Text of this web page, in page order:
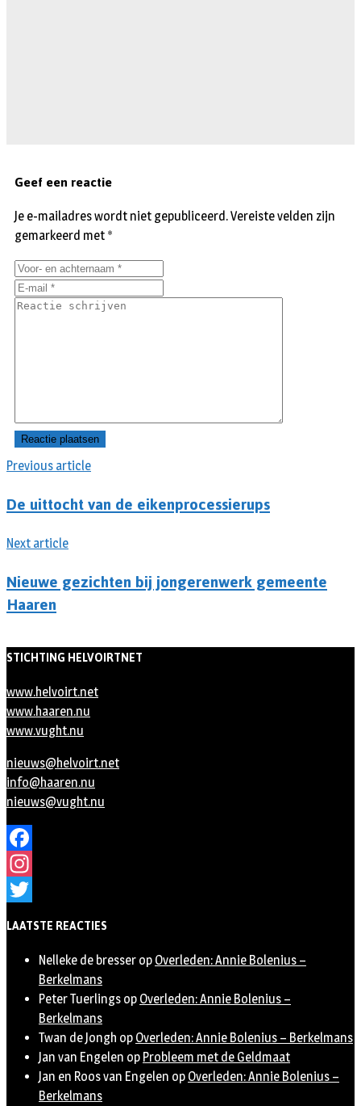
Previous article
De uittocht van de eikenprocessierups
Next article
Nieuwe gezichten bij jongerenwerk gemeente
Haaren
Geef een reactie
Je e-mailadres wordt niet gepubliceerd.Vereiste velden zijn
gemarkeerd met *
STICHTING HELVOIRTNET
www.helvoirt.net
www.haaren.nu
www.vught.nu
nieuws@helvoirt.net
info@haaren.nu
nieuws@vught.nu
Facebook
Instagram
LAATSTE REACTIES
Nelleke de bresser op Overleden: Annie Bolenius –
Berkelmans
Peter Tuerlings op Overleden: Annie Bolenius –
Berkelmans
Twan de Jongh op Overleden: Annie Bolenius – Berkelmans
Jan van Engelen op Probleem met de Geldmaat
Jan en Roos van Engelen op Overleden: Annie Bolenius –
Berkelmans